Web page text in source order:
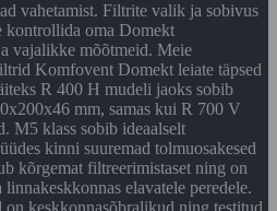
vahetamist. Filtrite valik ja sobivus
oma Domekt
vajalikke mõõtmeid. Meie
Komfovent Domekt leiate täpsed
R 400 H mudeli jaoks sobib
mm, samas kui R 700 V
M5 klass sobib ideaalselt
kinni suuremad tolmuosakesed
kõrgemat filtreerimistaset ning on
elavatele peredele.